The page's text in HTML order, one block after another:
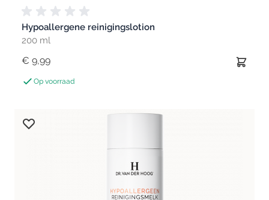
Hypoallergene reinigingslotion
200 ml
€ 9,99
Op voorraad